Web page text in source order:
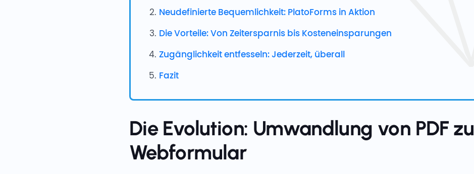
Neudefinierte Bequemlichkeit: PlatoForms in Aktion
Die Vorteile: Von Zeitersparnis bis Kosteneinsparungen
Zugänglichkeit entfesseln: Jederzeit, überall
Fazit
Die Evolution: Umwandlung von PDF zu
Webformular